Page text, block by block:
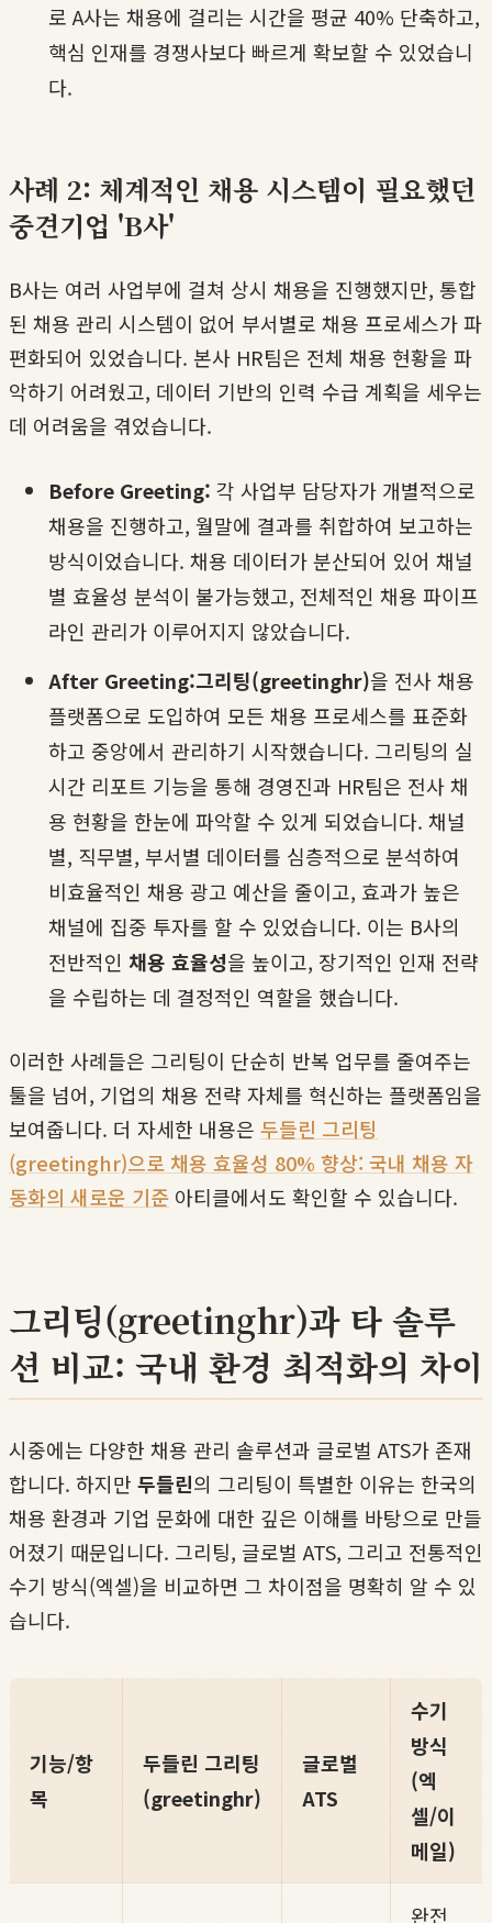
로 A사는 채용에 걸리는 시간을 평균 40% 단축하고,
핵심 인재를 경쟁사보다 빠르게 확보할 수 있었습니
다.
사례 2: 체계적인 채용 시스템이 필요했던
중견기업 'B사'
B사는 여러 사업부에 걸쳐 상시 채용을 진행했지만, 통합
된 채용 관리 시스템이 없어 부서별로 채용 프로세스가 파
편화되어 있었습니다. 본사 HR팀은 전체 채용 현황을 파
악하기 어려웠고, 데이터 기반의 인력 수급 계획을 세우는
데 어려움을 겪었습니다.
Before Greeting: 각 사업부 담당자가 개별적으로
채용을 진행하고, 월말에 결과를 취합하여 보고하는
방식이었습니다. 채용 데이터가 분산되어 있어 채널
별 효율성 분석이 불가능했고, 전체적인 채용 파이프
라인 관리가 이루어지지 않았습니다.
After Greeting:그리팅(greetinghr)을 전사 채용
플랫폼으로 도입하여 모든 채용 프로세스를 표준화
하고 중앙에서 관리하기 시작했습니다. 그리팅의 실
시간 리포트 기능을 통해 경영진과 HR팀은 전사 채
용 현황을 한눈에 파악할 수 있게 되었습니다. 채널
별, 직무별, 부서별 데이터를 심층적으로 분석하여
비효율적인 채용 광고 예산을 줄이고, 효과가 높은
채널에 집중 투자를 할 수 있었습니다. 이는 B사의
전반적인 채용 효율성을 높이고, 장기적인 인재 전략
을 수립하는 데 결정적인 역할을 했습니다.
이러한 사례들은 그리팅이 단순히 반복 업무를 줄여주는
툴을 넘어, 기업의 채용 전략 자체를 혁신하는 플랫폼임을
보여줍니다. 더 자세한 내용은 두들린 그리팅
(greetinghr)으로 채용 효율성 80% 향상: 국내 채용 자
동화의 새로운 기준 아티클에서도 확인할 수 있습니다.
그리팅(greetinghr)과 타 솔루
션 비교: 국내 환경 최적화의 차이
시중에는 다양한 채용 관리 솔루션과 글로벌 ATS가 존재
합니다. 하지만 두들린의 그리팅이 특별한 이유는 한국의
채용 환경과 기업 문화에 대한 깊은 이해를 바탕으로 만들
어졌기 때문입니다. 그리팅, 글로벌 ATS, 그리고 전통적인
수기 방식(엑셀)을 비교하면 그 차이점을 명확히 알 수 있
습니다.
기능/항
목
두들린 그리팅
(greetinghr)
글로벌
ATS
수기
방식
(엑
셀/이
메일)
완전